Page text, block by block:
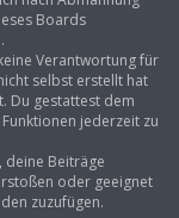
Boards
Verantwortung für
selbst erstellt hat
Du gestattest dem
jederzeit zu
Beiträge
oder geeignet
zuzufügen.